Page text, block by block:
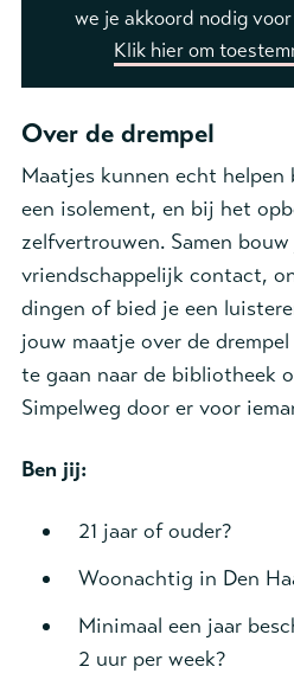
we je akkoord nodig
Klik hier om
Over de drempel
Maatjes kunnen echt
een isolement, en bij het
zelfvertrouwen. Samen bouw
vriendschappelijk contact,
dingen of bied je een
jouw maatje over de
te gaan naar de bibliotheek
Simpelweg door er voor
Ben jij:
21 jaar of ouder?
Woonachtig in Den
Minimaal een jaar
2 uur per week?